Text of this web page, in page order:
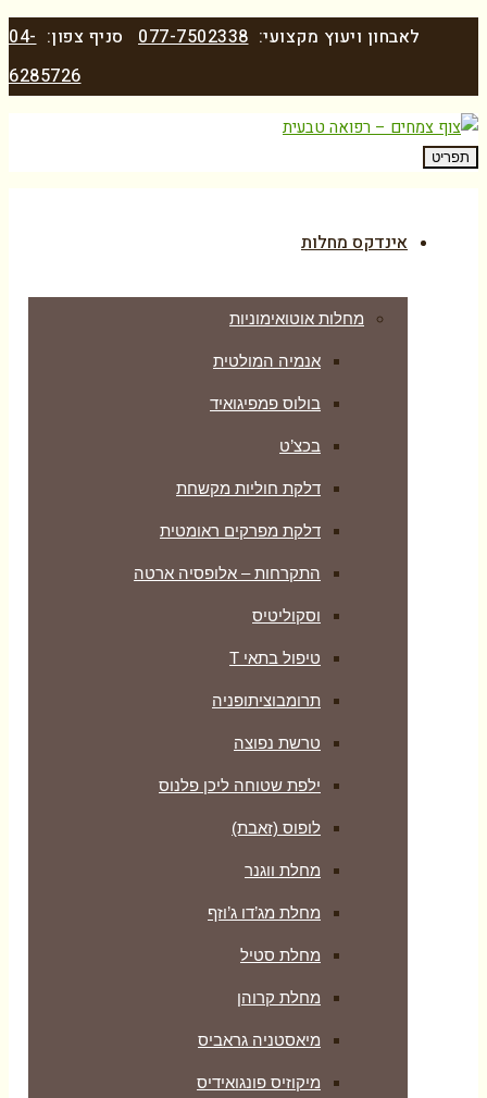
לאבחון ויעוץ מקצועי:077-7502338 סניף צפון:04-
6285726
תפריט
אינדקס מחלות
מחלות אוטואימוניות
אנמיה המולטית
בולוס פמפיגואיד
בכצ’ט
דלקת חוליות מקשחת
דלקת מפרקים ראומטית
התקרחות – אלופסיה ארטה
וסקוליטיס
טיפול בתאי T
תרומבוציתופניה
טרשת נפוצה
ילפת שטוחה ליכן פלנוס
לופוס (זאבת)
מחלת ווגנר
מחלת מג’דו ג’וזף
מחלת סטיל
מחלת קרוהן
מיאסטניה גראביס
מיקוזיס פונגואידיס